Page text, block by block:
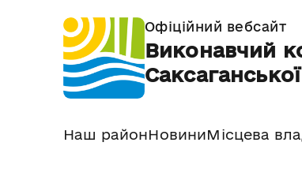
Офіційний вебсайт
Виконавчий
Наш районНовиниМісцева